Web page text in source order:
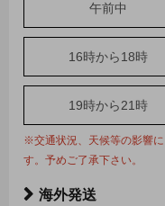
午前中
16時から18時
19時から21時
※交通状況、天候等の影響
す。予めご了承下さい。
海外発送